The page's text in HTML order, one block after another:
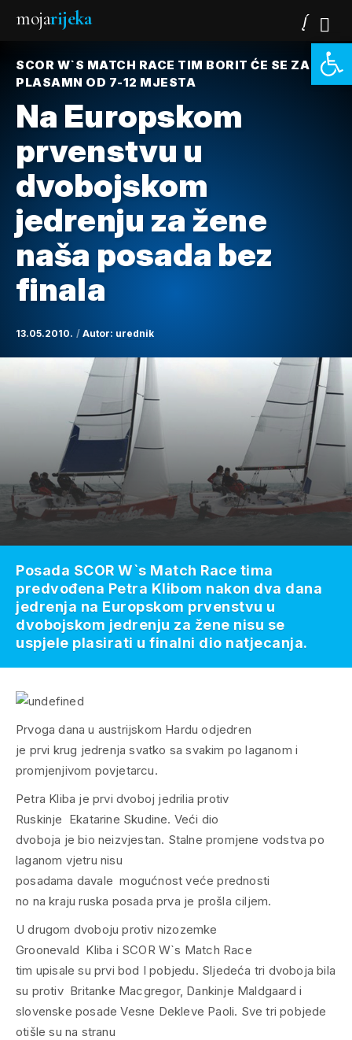
mojarijeka
SCOR W`S MATCH RACE TIM BORIT ĆE SE ZA
PLASAMN OD 7-12 MJESTA
Na Europskom
prvenstvu u
dvobojskom
jedrenju za žene
naša posada bez
finala
13.05.2010. Autor: urednik
Prvoga dana u austrijskom Hardu odjedren
je prvi krug jedrenja svatko sa svakim po laganom i
promjenjivom povjetarcu.
Petra Kliba je prvi dvoboj jedrilia protiv
Ruskinje Ekatarine Skudine. Veći dio
dvoboja je bio neizvjestan. Stalne promjene vodstva po
laganom vjetru nisu
posadama davale mogućnost veće prednosti
no na kraju ruska posada prva je prošla ciljem.
U drugom dvoboju protiv nizozemke
Groonevald Kliba i SCOR W`s Match Race
tim upisale su prvi bod I pobjedu. Sljedeća tri dvoboja bila
su protiv Britanke Macgregor, Dankinje Maldgaard i
slovenske posade Vesne Dekleve Paoli. Sve tri pobjede
otišle su na stranu
Posada SCOR W`s Match Race tima
predvođena Petra Klibom nakon dva dana
jedrenja na Europskom prvenstvu u
dvobojskom jedrenju za žene nisu se
uspjele plasirati u finalni dio natjecanja.